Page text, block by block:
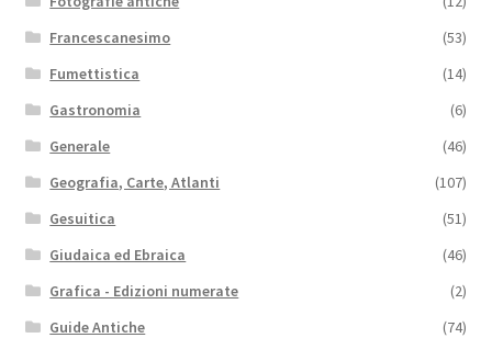
Francescanesimo
(53)
Fumettistica
(14)
Gastronomia
(6)
Generale
(46)
Geografia, Carte, Atlanti
(107)
Gesuitica
(51)
Giudaica ed Ebraica
(46)
Grafica - Edizioni numerate
(2)
Guide Antiche
(74)